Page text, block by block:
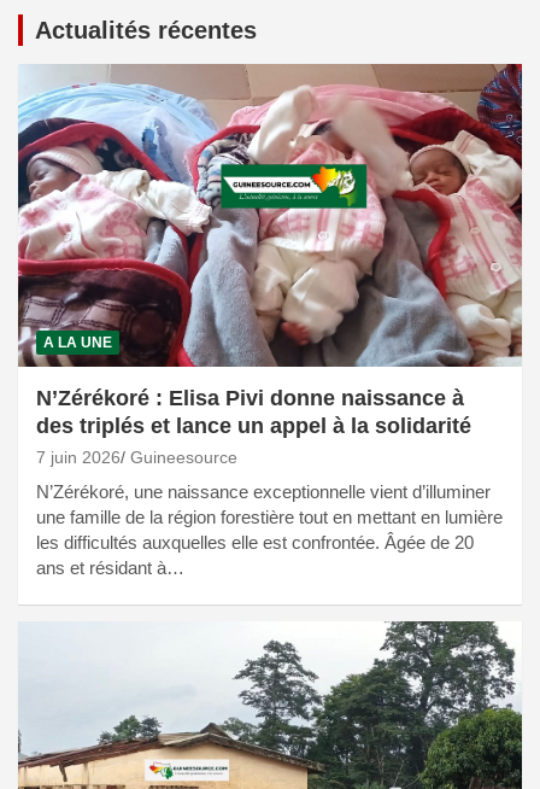
Actualités récentes
A LA UNE
N’Zérékoré : Elisa Pivi donne naissance à
des triplés et lance un appel à la solidarité
7 juin 2026 Guineesource
N’Zérékoré, une naissance exceptionnelle vient d’illuminer
une famille de la région forestière tout en mettant en lumière
les difficultés auxquelles elle est confrontée. Âgée de 20
ans et résidant à…